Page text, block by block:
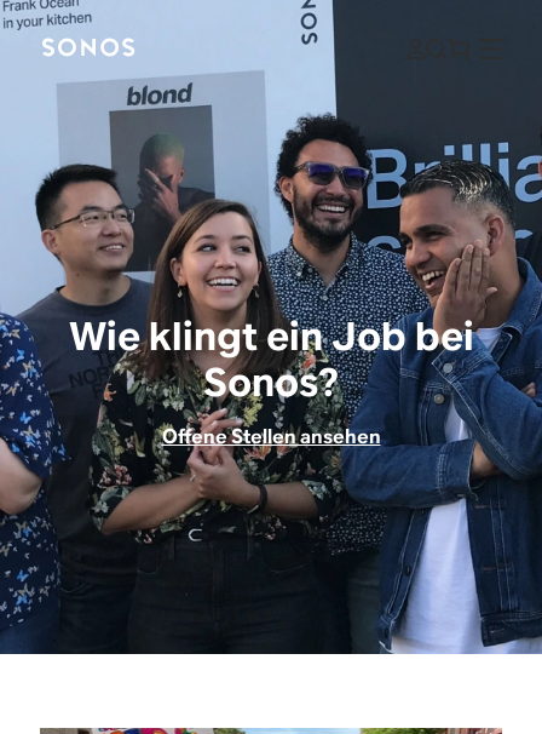
Wie klingt ein Job bei
Sonos?
Offene Stellen ansehen